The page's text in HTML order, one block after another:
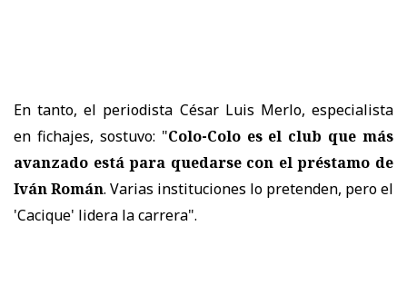
En tanto, el periodista César Luis Merlo, especialista
en fichajes, sostuvo: "Colo-Colo es el club que más
avanzado está para quedarse con el préstamo de
Iván Román. Varias instituciones lo pretenden, pero el
'Cacique' lidera la carrera".